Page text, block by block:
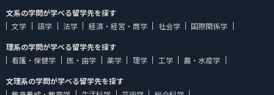
文系の学問が学べる留学先を探す
文学
語学 法学 経済・経営・商学 社会学
国際関係学
理系の学問が学べる留学先を探す
看護・保健学
医・歯学 薬学 理学 工学
農・水産学
文理系の学問が学べる留学先を探す